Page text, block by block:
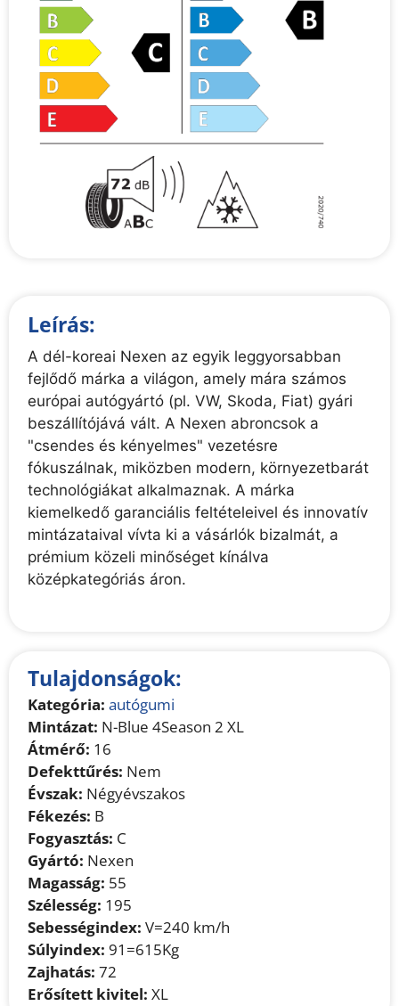
Leírás:
A dél-koreai Nexen az egyik leggyorsabban
fejlődő márka a világon, amely mára számos
európai autógyártó (pl. VW, Skoda, Fiat) gyári
beszállítójává vált. A Nexen abroncsok a
"csendes és kényelmes" vezetésre
fókuszálnak, miközben modern, környezetbarát
technológiákat alkalmaznak. A márka
kiemelkedő garanciális feltételeivel és innovatív
mintázataival vívta ki a vásárlók bizalmát, a
prémium közeli minőséget kínálva
középkategóriás áron.
Tulajdonságok:
Kategória: autógumi
Mintázat: N-Blue 4Season 2 XL
Átmérő: 16
Defekttűrés: Nem
Évszak: Négyévszakos
Fékezés: B
Fogyasztás: C
Gyártó: Nexen
Magasság: 55
Szélesség: 195
Sebességindex: V=240 km/h
Súlyindex: 91=615Kg
Zajhatás: 72
Erősített kivitel: XL